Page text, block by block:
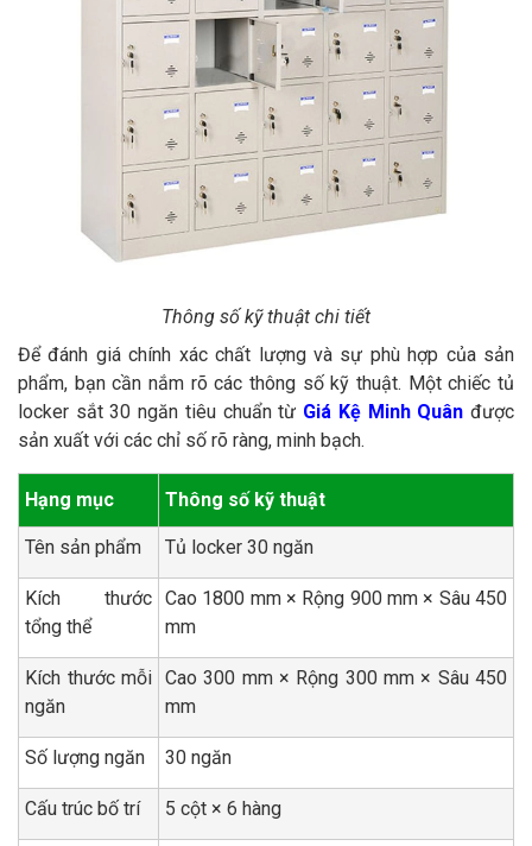
Thông số kỹ thuật chi tiết
Để đánh giá chính xác chất lượng và sự phù hợp của sản
phẩm, bạn cần nắm rõ các thông số kỹ thuật. Một chiếc tủ
locker sắt 30 ngăn tiêu chuẩn từ Giá Kệ Minh Quân được
sản xuất với các chỉ số rõ ràng, minh bạch.
Hạng mục Thông số kỹ thuật
Tên sản phẩm Tủ locker 30 ngăn
Kích thước
tổng thể
Cao 1800 mm × Rộng 900 mm × Sâu 450
mm
Kích thước mỗi
ngăn
Cao 300 mm × Rộng 300 mm × Sâu 450
mm
Số lượng ngăn 30 ngăn
Cấu trúc bố trí 5 cột × 6 hàng